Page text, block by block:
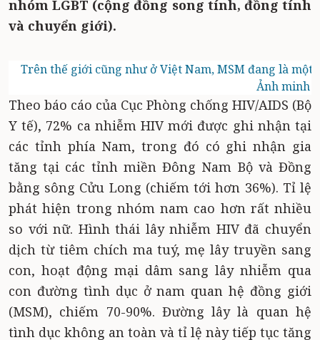
nhóm LGBT (cộng đồng song tính, đồng tính
và chuyển giới).
Trên thế giới cũng như ở Việt Nam, MSM đang là một
Ảnh minh
Theo báo cáo của Cục Phòng chống HIV/AIDS (Bộ
Y tế), 72% ca nhiễm HIV mới được ghi nhận tại
các tỉnh phía Nam, trong đó có ghi nhận gia
tăng tại các tỉnh miền Đông Nam Bộ và Đồng
bằng sông Cửu Long (chiếm tới hơn 36%). Tỉ lệ
phát hiện trong nhóm nam cao hơn rất nhiều
so với nữ. Hình thái lây nhiễm HIV đã chuyển
dịch từ tiêm chích ma tuý, mẹ lây truyền sang
con, hoạt động mại dâm sang lây nhiễm qua
con đường tình dục ở nam quan hệ đồng giới
(MSM), chiếm 70-90%. Đường lây là quan hệ
tình dục không an toàn và tỉ lệ này tiếp tục tăng